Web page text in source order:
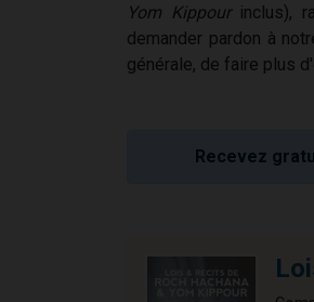
Yom Kippourinclus),
demander pardon à
générale, de faire plus
Recevez